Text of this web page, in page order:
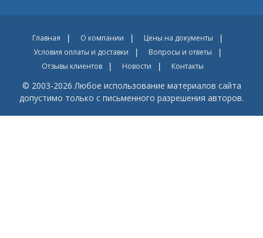
Главная О компании
Цены на документы
Условия оплаты и доставки
Вопросы и ответы
Отзывы клиентов
Новости Контакты
© 2003-2026 Любое использование материалов сайта
допустимо только с письменного разрешения авторов.